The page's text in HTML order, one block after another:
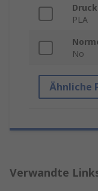
PLA
No
Ähnliche
Verwandte